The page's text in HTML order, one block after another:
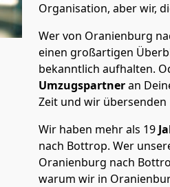
Organisation, aber wir,
Wer von Oranienburg
einen großartigen
bekanntlich aufhalten.
Umzugspartneran
Zeit und wir
Wir haben mehr als 19
nach Bottrop. Wer
Oranienburg nach
warum wir in